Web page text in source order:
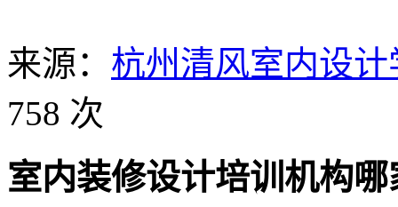
来源： 杭州清风室内设计
758 次
室内装修设计培训机构